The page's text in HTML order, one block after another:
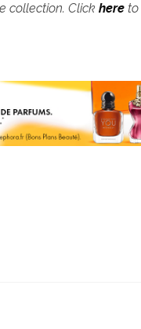
collection. Click here to